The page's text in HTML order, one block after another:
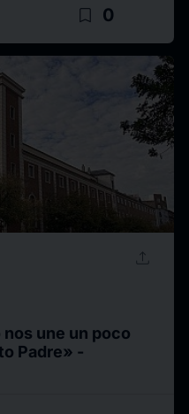
bookmark_border 0
upload
une un poco
Padre» -